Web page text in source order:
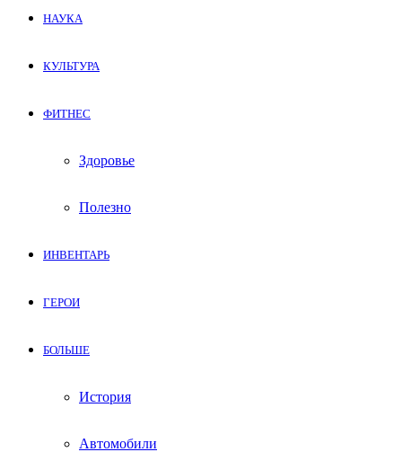
НАУКА
КУЛЬТУРА
ФИТНЕС
Здоровье
Полезно
ИНВЕНТАРЬ
ГЕРОИ
БОЛЬШЕ
История
Автомобили